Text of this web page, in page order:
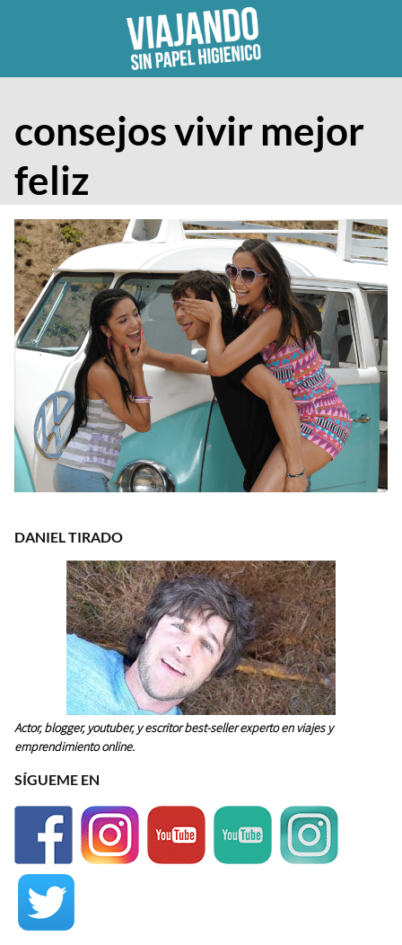
consejos vivir mejor
feliz
DANIEL TIRADO
Actor, blogger, youtuber, y escritor best-seller experto en viajes y
emprendimiento online.
SÍGUEME EN